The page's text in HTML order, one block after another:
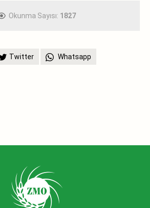
Okunma Sayısı: 1827
Twitter Whatsapp